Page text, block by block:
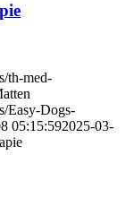
th-med-
Easy-Dogs-
05:15:592025-03-